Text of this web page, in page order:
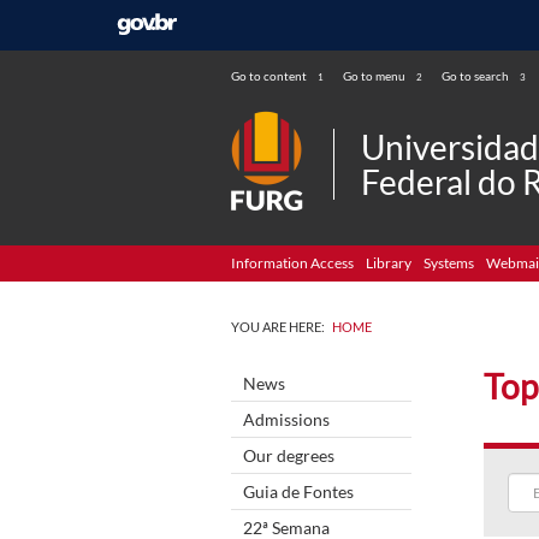
Go to content 1 Go to menu 2 Go to search 3
Federal do
Information Access Library Systems
YOU ARE HERE: HOME
News
Admissions
Our degrees
Guia de Fontes
22ª Semana